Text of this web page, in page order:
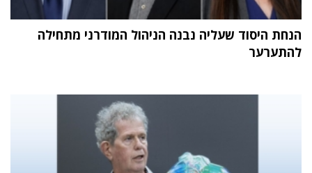
הנחת היסוד שעליה נבנה הניהול המודרני מתחילה
להתערער